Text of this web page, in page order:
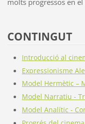
CONTINGUT
Introducció al
Expressionisme
Model Hermètic –
Model Narratiu -
Model Analític -